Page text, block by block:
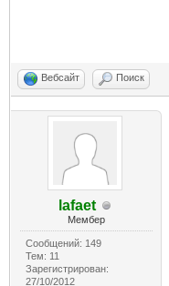
Вебсайт Поиск
lafaet
Мембер
Сообщений: 149
Тем: 11
Зарегистрирован:
27/10/2012